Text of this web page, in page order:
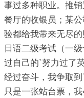
事过多种职业。推
餐厅的收银员；某
验都给我带来无尽
日语二级考试（一
过自己的`努力过了
经过奋斗，我争取
只是一张站台票，